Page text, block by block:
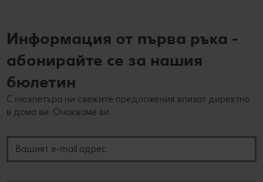
Информация от първа ръка -
абонирайте се за нашия
бюлетин
С нюзлетъра ни свежите предложения влизат директно
в дома ви. Очакваме ви.